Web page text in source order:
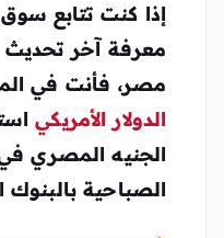
إذا كنت تتابع
معرفة آخر تحديث
مصر، فأنت في
الدولار الأمريكي
الجنيه المصري في
الصباحية بالبنوك